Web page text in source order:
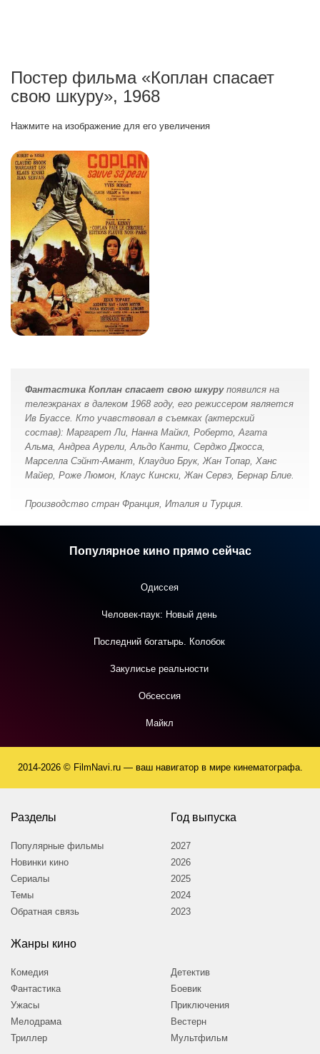
Постер фильма «Коплан спасает
свою шкуру», 1968
Нажмите на изображение для его увеличения
Фантастика Коплан спасает свою шкурупоявился на
телеэкранах в далеком 1968 году, его режиссером является
Ив Буассе. Кто учавствовал в съемках (актерский
состав): Маргарет Ли, Нанна Майкл, Роберто, Агата
Альма, Андреа Аурели, Альдо Канти, Серджо Джосса,
Марселла Сэйнт-Амант, Клаудио Брук, Жан Топар, Ханс
Майер, Роже Люмон, Клаус Кински, Жан Сервэ, Бернар Блие.
Производство стран Франция, Италия и Турция.
Популярное кино прямо сейчас
Одиссея
Человек-паук: Новый день
Последний богатырь. Колобок
Закулисье реальности
Обсессия
Майкл
2014-2026 © FilmNavi.ru — ваш навигатор в мире кинематографа.
Разделы
Популярные фильмы
Новинки кино
Сериалы
Темы
Обратная связь
Год выпуска
2027
2026
2025
2024
2023
Жанры кино
Комедия
Фантастика
Ужасы
Мелодрама
Триллер
Детектив
Боевик
Приключения
Вестерн
Мультфильм